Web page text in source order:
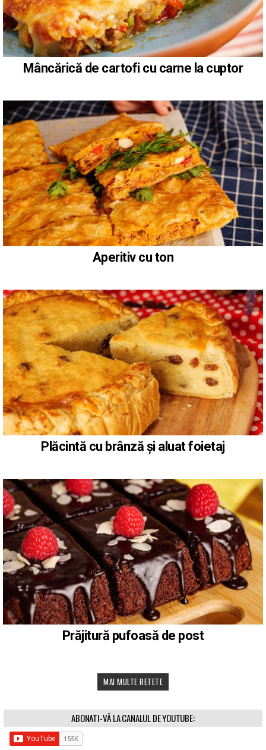
Mâncărică de cartofi cu carne la cuptor
Aperitiv cu ton
Plăcintă cu brânză și aluat foietaj
Prăjitură pufoasă de post
MAI MULTE RETETE
ABONATI-VĂ LA CANALUL DE YOUTUBE: